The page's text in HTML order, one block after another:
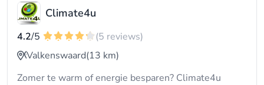
Climate4u
4.2/5
(5 reviews)
Valkenswaard(13 km)
Zomer te warm of energie besparen? Climate4u